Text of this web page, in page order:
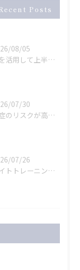
Posts
08/05
TRXを活用して上半身のトレーニング
07/30
熱中症のリスクが高まっている危険な暑さ。
07/26
ウェイトトレーニングも